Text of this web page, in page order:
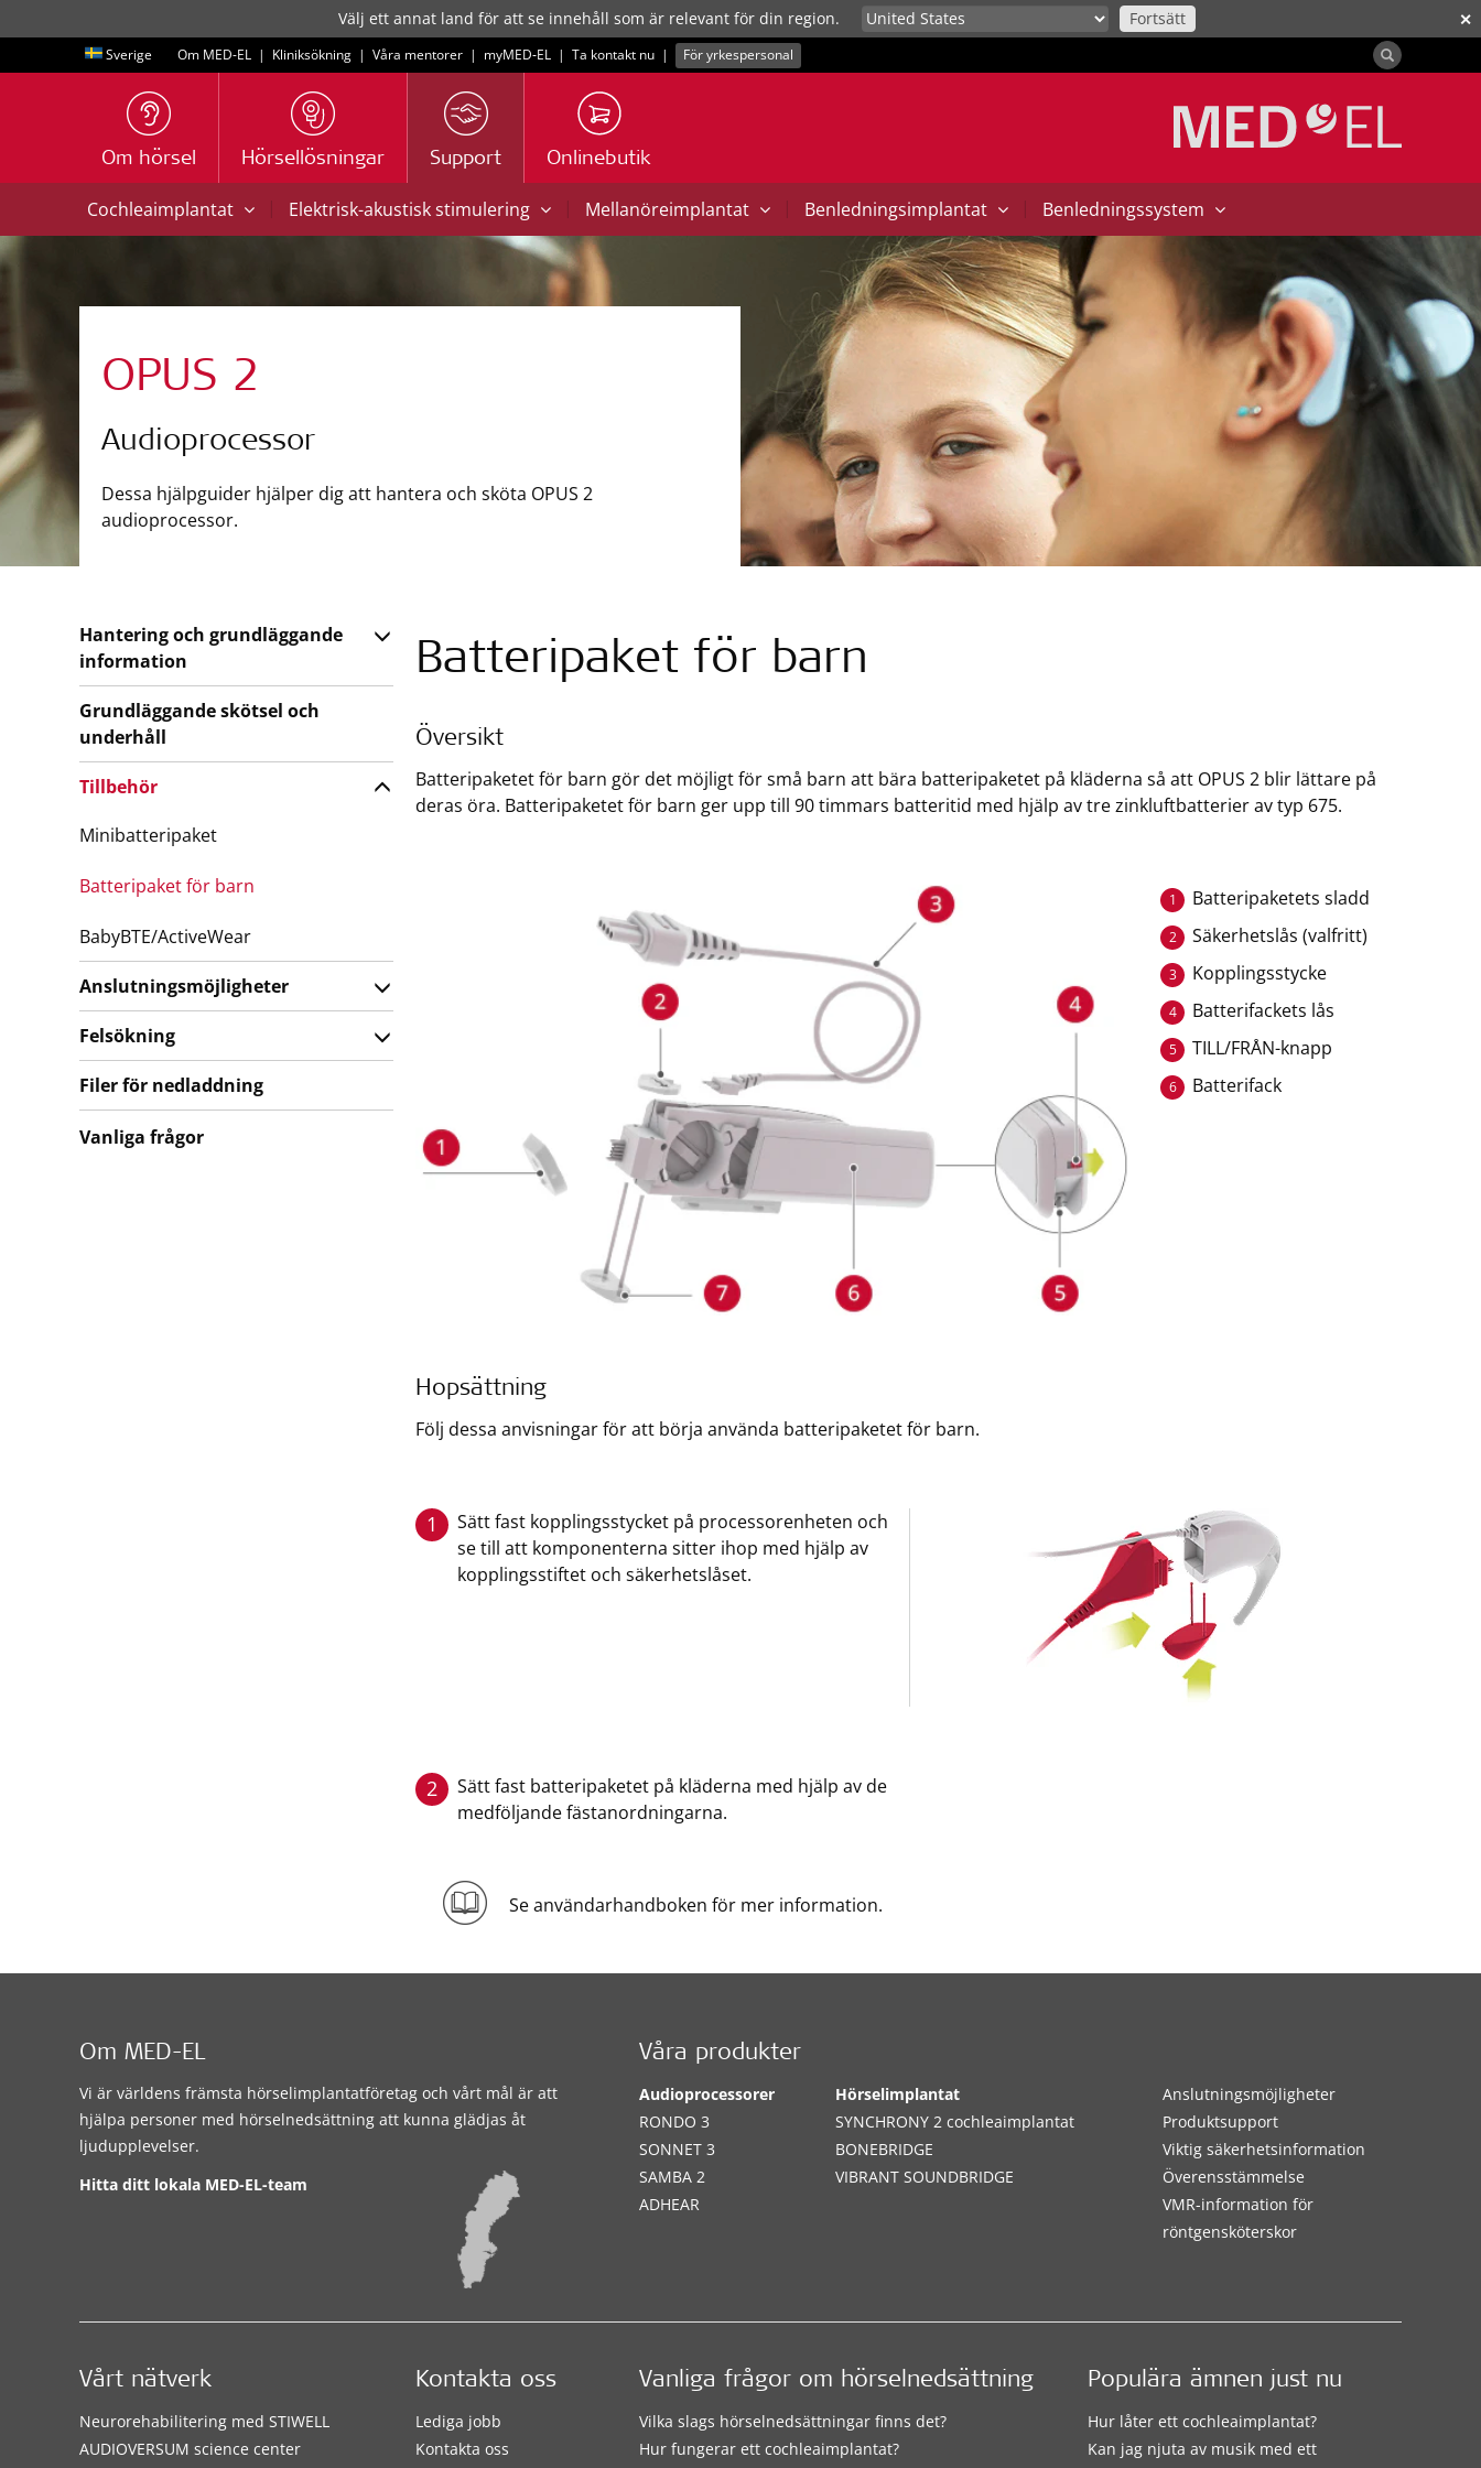
✕
Välj ett annat land för att se innehåll som är relevant för din region. Fortsätt
Sverige Om MED-EL | Kliniksökning | Våra mentorer | myMED‑EL | Ta kontakt nu | För yrkespersonal
Om hörsel Hörsellösningar Support Onlinebutik
Cochleaimplantat | Elektrisk-akustisk stimulering | Mellanöreimplantat | Benledningsimplantat | Benledningssystem
OPUS 2
Audioprocessor
Dessa hjälpguider hjälper dig att hantera och sköta OPUS 2
audioprocessor.
Batteripaket för barn
Översikt
Batteripaketet för barn gör det möjligt för små barn att bära batteripaketet på kläderna så att OPUS 2 blir lättare på
deras öra. Batteripaketet för barn ger upp till 90 timmars batteritid med hjälp av tre zinkluftbatterier av typ 675.
1 Batteripaketets sladd
2 Säkerhetslås (valfritt)
3 Kopplingsstycke
4 Batterifackets lås
5 TILL/FRÅN-knapp
6 Batterifack
Hopsättning
Följ dessa anvisningar för att börja använda batteripaketet för barn.
1
Sätt fast kopplingsstycket på processorenheten och
se till att komponenterna sitter ihop med hjälp av
kopplingsstiftet och säkerhetslåset.
2
Sätt fast batteripaketet på kläderna med hjälp av de
medföljande fästanordningarna.
Se användarhandboken för mer information.
Hantering och grundläggande
information
Grundläggande skötsel och
underhåll
Tillbehör
Minibatteripaket
Batteripaket för barn
BabyBTE/ActiveWear
Anslutningsmöjligheter
Felsökning
Filer för nedladdning
Vanliga frågor
Om MED-EL
Vi är världens främsta hörselimplantatföretag och vårt mål är att
hjälpa personer med hörselnedsättning att kunna glädjas åt
ljudupplevelser.
Hitta ditt lokala MED-EL-team
Våra produkter
Audioprocessorer
RONDO 3
SONNET 3
SAMBA 2
ADHEAR
Hörselimplantat
SYNCHRONY 2 cochleaimplantat
BONEBRIDGE
VIBRANT SOUNDBRIDGE
Anslutningsmöjligheter
Produktsupport
Viktig säkerhetsinformation
Överensstämmelse
VMR-information för
röntgensköterskor
Vanliga frågor om hörselnedsättning
Vilka slags hörselnedsättningar finns det?
Hur fungerar ett cochleaimplantat?
Populära ämnen just nu
Hur låter ett cochleaimplantat?
Kan jag njuta av musik med ett
Vårt nätverk
Neurorehabilitering med STIWELL
AUDIOVERSUM science center
Kontakta oss
Lediga jobb
Kontakta oss